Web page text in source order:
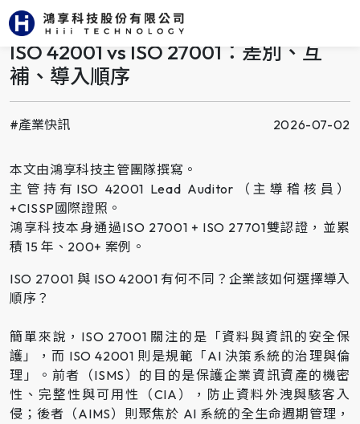
返回上頁
ISO 42001 vs ISO 27001：差別、互
補、導入順序
#產業快訊 2026-07-02
本文由鴻享科技主管團隊撰寫。
主管持有ISO 42001 Lead Auditor（主導稽核員）
+CISSP國際證照。
鴻享科技本身通過ISO 27001 + ISO 27701雙認證，並累
積 15 年、200+ 案例。
ISO 27001 與 ISO 42001 有何不同？企業該如何選擇導入
順序？
簡單來說，ISO 27001 關注的是「資料與資訊的安全保
護」，而 ISO 42001 則是規範「AI 決策系統的治理與倫
理」。前者（ISMS）的目的是保護企業資訊資產的機密
性、完整性與可用性（CIA），防止資料外洩與駭客入
侵；後者（AIMS）則聚焦於 AI 系統的全生命週期管理，